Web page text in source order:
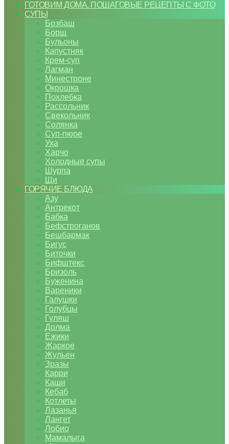
ГОТОВИМ ДОМА. ПОШАГОВЫЕ РЕЦЕПТЫ С ФОТО
СУПЫ
Бозбаш
Борщ
Бульоны
Капустняк
Крем-суп
Лагман
Минестроне
Окрошка
Похлебка
Рассольник
Свекольник
Солянка
Суп-пюре
Уха
Харчо
Холодные супы
Шурпа
Щи
ГОРЯЧИЕ БЛЮДА
Азу
Антрекот
Бабка
Бефстроганов
Бешбармак
Бигус
Биточки
Бифштекс
Бризоль
Буженина
Вареники
Галушки
Голубцы
Гуляш
Долма
Ежики
Жаркое
Жульен
Зразы
Карри
Каши
Кебаб
Котлеты
Лазанья
Лангет
Лобио
Мамалыга